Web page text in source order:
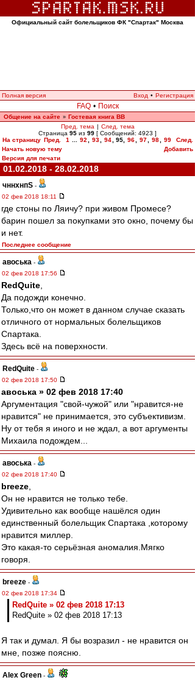
Официальный сайт болельщиков ФК "Спартак" Москва
Полная версия Вход • Регистрация
FAQ • Поиск
Общение на сайте » Гостевая книга ВВ
Пред. тема | След. тема
Страница 95 из 99 [ Сообщений: 4923 ]
На страницу Пред. 1 92 93 94 95, 96 97 98 99
След.
Начать новую тему
Добавить
Версия для печати
01.02.2018 - 28.02.2018
чннхнпS -
02 фев 2018 18:11
где стоны по Ляичу? при живом Промесе?
барин пошел за покупками это окно, почему бы
и нет.
Последнее сообщение
авоська -
02 фев 2018 17:56
RedQuite
Да подожди конечно.
Только,что он может в данном случае сказать
отличного от нормальных болельщиков
Спартака.
Здесь всё на поверхности.
RedQuite -
02 фев 2018 17:50
авоська » 02 фев 2018 17:40
Аргументация "свой-чужой" или "нравится-не
нравится" не принимается, это субъективизм.
Ну от тебя я иного и не ждал, а вот аргументы
Михаила подождем...
авоська -
02 фев 2018 17:40
breeze
Он не нравится не только тебе.
Удивительно как вообще нашёлся один
единственный болельщик Спартака ,которому
нравится миллер.
Это какая-то серьёзная аномалия.Мягко
говоря.
breeze -
02 фев 2018 17:34
RedQuite » 02 фев 2018 17:13
RedQuite » 02 фев 2018 17:13
Я так и думал. Я бы возразил - не нравится он
мне, позже поясню.
Alex Green -